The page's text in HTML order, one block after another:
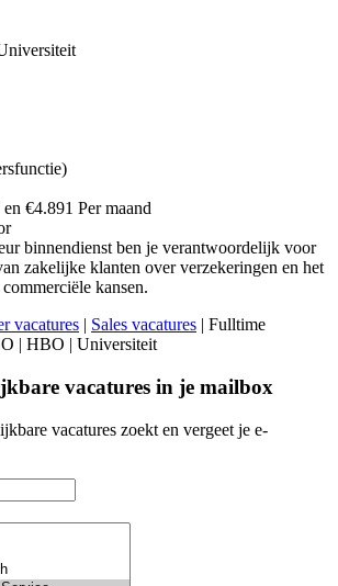
€4.891 Per maand
binnendienst ben je verantwoordelijk voor
zakelijke klanten over verzekeringen en het
kansen.
vacatures | Sales vacatures | Fulltime
| HBO | Universiteit
vacatures in je mailbox
vacatures zoekt en vergeet je e-